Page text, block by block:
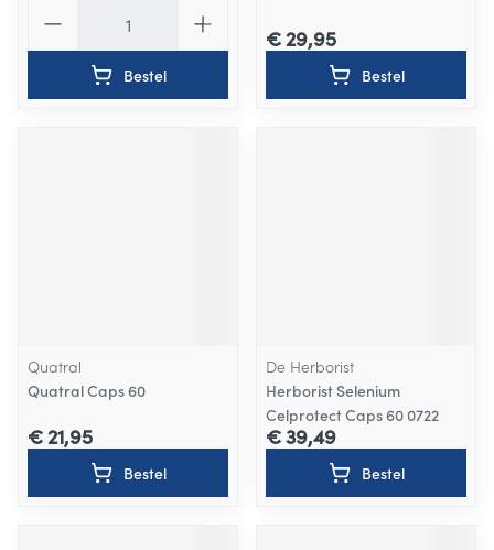
Bestel
€ 29,95
Bestel
Quatral
Quatral Caps 60
€ 21,95
Bestel
De Herborist
Herborist Selenium
Celprotect Caps 60 0722
€ 39,49
Bestel